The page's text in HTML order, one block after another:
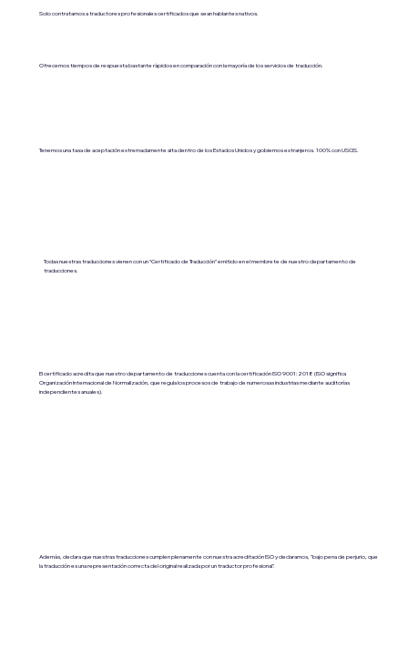
Solo contratamos a traductores profesionales certificados que sean hablantes nativos.
Ofrecemos tiempos de respuesta bastante rápidos en comparación con la mayoría de los servicios de traducción.
Tenemos una tasa de aceptación extremadamente alta dentro de los Estados Unidos y gobiernos extranjeros. 100% con USCIS.
Todas nuestras traducciones vienen con un “Certificado de Traducción” emitido en el membrete de nuestro departamento de
traducciones.
El certificado acredita que nuestro departamento de traducciones cuenta con la certificación ISO 9001:2018 (ISO significa
Organización Internacional de Normalización, que regula los procesos de trabajo de numerosas industrias mediante auditorías
independientes anuales).
Además, declara que nuestras traducciones cumplen plenamente con nuestra acreditación ISO y declaramos, "bajo pena de perjurio, que
la traducción es una representación correcta del original realizada por un traductor profesional".